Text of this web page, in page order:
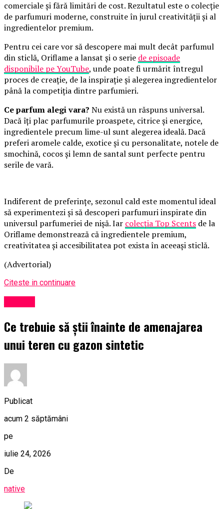
comerciale și fără limitări de cost. Rezultatul este o colecție
de parfumuri moderne, construite în jurul creativității și al
ingredientelor premium.
Pentru cei care vor să descopere mai mult decât parfumul
din sticlă, Oriflame a lansat și o serie de episoade
disponibile pe YouTube, unde poate fi urmărit întregul
proces de creație, de la inspirație și alegerea ingredientelor
până la competiția dintre parfumieri.
Ce parfum alegi vara? Nu există un răspuns universal.
Dacă îți plac parfumurile proaspete, citrice și energice,
ingredientele precum lime-ul sunt alegerea ideală. Dacă
preferi aromele calde, exotice și cu personalitate, notele de
smochină, cocos și lemn de santal sunt perfecte pentru
serile de vară.
Indiferent de preferințe, sezonul cald este momentul ideal
să experimentezi și să descoperi parfumuri inspirate din
universul parfumeriei de nișă. Iar colecția Top Scents de la
Oriflame demonstrează că ingredientele premium,
creativitatea și accesibilitatea pot exista în aceeași sticlă.
(Advertorial)
Citeste in continuare
Ce trebuie să știi înainte de amenajarea
unui teren cu gazon sintetic
Publicat
acum 2 săptămâni
pe
iulie 24, 2026
De
native